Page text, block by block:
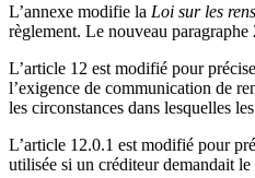
L’annexe modifie la Loi sur les
règlement. Le nouveau
L’article 12 est modifié pour
l’exigence de communication de
les circonstances dans lesquelles
L’article 12.0.1 est modifié pour
utilisée si un créditeur demandait